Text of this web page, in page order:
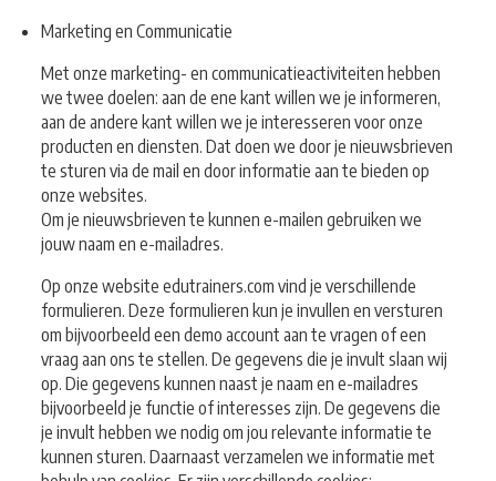
Marketing en Communicatie
Met onze marketing- en communicatieactiviteiten hebben
we twee doelen: aan de ene kant willen we je informeren,
aan de andere kant willen we je interesseren voor onze
producten en diensten. Dat doen we door je nieuwsbrieven
te sturen via de mail en door informatie aan te bieden op
onze websites.
Om je nieuwsbrieven te kunnen e-mailen gebruiken we
jouw naam en e-mailadres.
Op onze website edutrainers.com vind je verschillende
formulieren. Deze formulieren kun je invullen en versturen
om bijvoorbeeld een demo account aan te vragen of een
vraag aan ons te stellen. De gegevens die je invult slaan wij
op. Die gegevens kunnen naast je naam en e-mailadres
bijvoorbeeld je functie of interesses zijn. De gegevens die
je invult hebben we nodig om jou relevante informatie te
kunnen sturen. Daarnaast verzamelen we informatie met